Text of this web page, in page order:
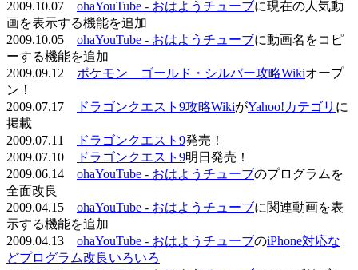
2009.10.07 ohaYouTube - おはようチューブに現在の人気動
画を表示する機能を追加
2009.10.05 ohaYouTube - おはようチューブに動画名をコピ
ーする機能を追加
2009.09.12 ポケモン ゴールド・シルバー攻略Wikiオープ
ン！
2009.07.17
ドラゴンクエスト9攻略WikiがYahoo!カテゴリ に
掲載
2009.07.11
ドラゴンクエスト9発売！
2009.07.10
ドラゴンクエスト9明日発売！
2009.06.14 ohaYouTube - おはようチューブのプログラムを
全面改良
2009.04.15 ohaYouTube - おはようチューブに関連動画を表
示する機能を追加
2009.04.13 ohaYouTube - おはようチューブのiPhone対応な
どプログラム改良いろいろ